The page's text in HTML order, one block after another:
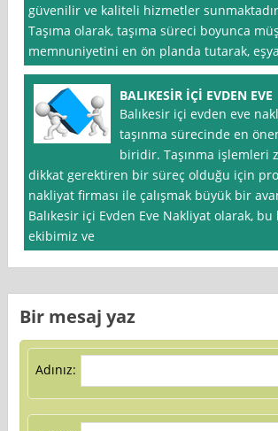
güvenilir ve kaliteli hizmetler
Taşıma olarak, taşıma süreci boyunca
memnuniyetini en ön planda tutarak,
BALIKESİR İÇİ EVDEN EVE
Balıkesir içi evden eve
taşınma sürecinde en
biridir. Taşınma işlemleri
dikkat gerektiren bir süreç olduğu için
nakliyat firması ile çalışmak büyük bir
Balıkesir içi Evden Eve Nakliyat olarak,
ekibimiz ve
Bir mesaj yaz
Adınız: